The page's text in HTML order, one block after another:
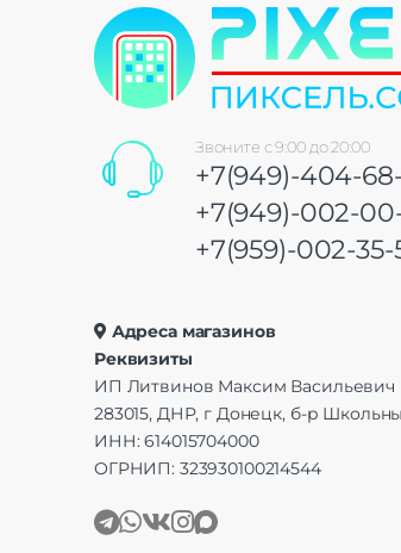
Звоните с 9:00 до 20:00
+7(949)-404-
+7(949)-002-
+7(959)-002-35-
Адреса магазинов
Реквизиты
ИП Литвинов Максим Васильевич
283015, ДНР, г Донецк, б-р
ИНН: 614015704000
ОГРНИП: 323930100214544